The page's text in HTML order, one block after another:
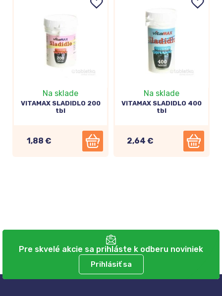
Na sklade
VITAMAX SLADIDLO 200
tbl
1,88 €
Na sklade
VITAMAX SLADIDLO 400
tbl
2,64 €
Pre skvelé akcie sa prihláste k odberu noviniek
Prihlásiť sa